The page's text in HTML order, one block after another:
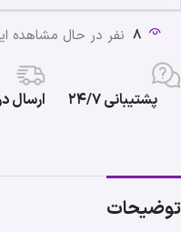
8 نفر در حال مشاهده
پشتیبانی ۲۴/۷ ارسال
توضیحات